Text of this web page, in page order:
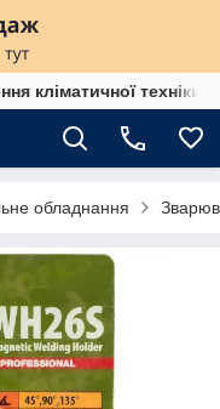
кліматичної техніки
обладнання